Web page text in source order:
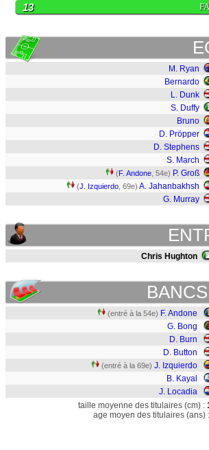
13
M. Ryan
Bernardo
L. Dunk
S. Duffy
Bruno
D. Pröpper
D. Stephens
S. March
(F. Andone , 54e) P. Groß
(J. Izquierdo , 69e) A. Jahanbakhsh
G. Murray
Chris Hughton
(entré à la 54e) F. Andone
G. Bong
D. Burn
D. Button
(entré à la 69e) J. Izquierdo
B. Kayal
J. Locadia
taille moyenne des titulaires (cm) :
age moyen des titulaires (ans) :